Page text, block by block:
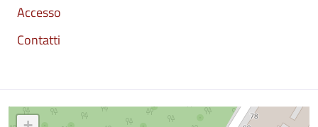
Accesso
Contatti
Mappa